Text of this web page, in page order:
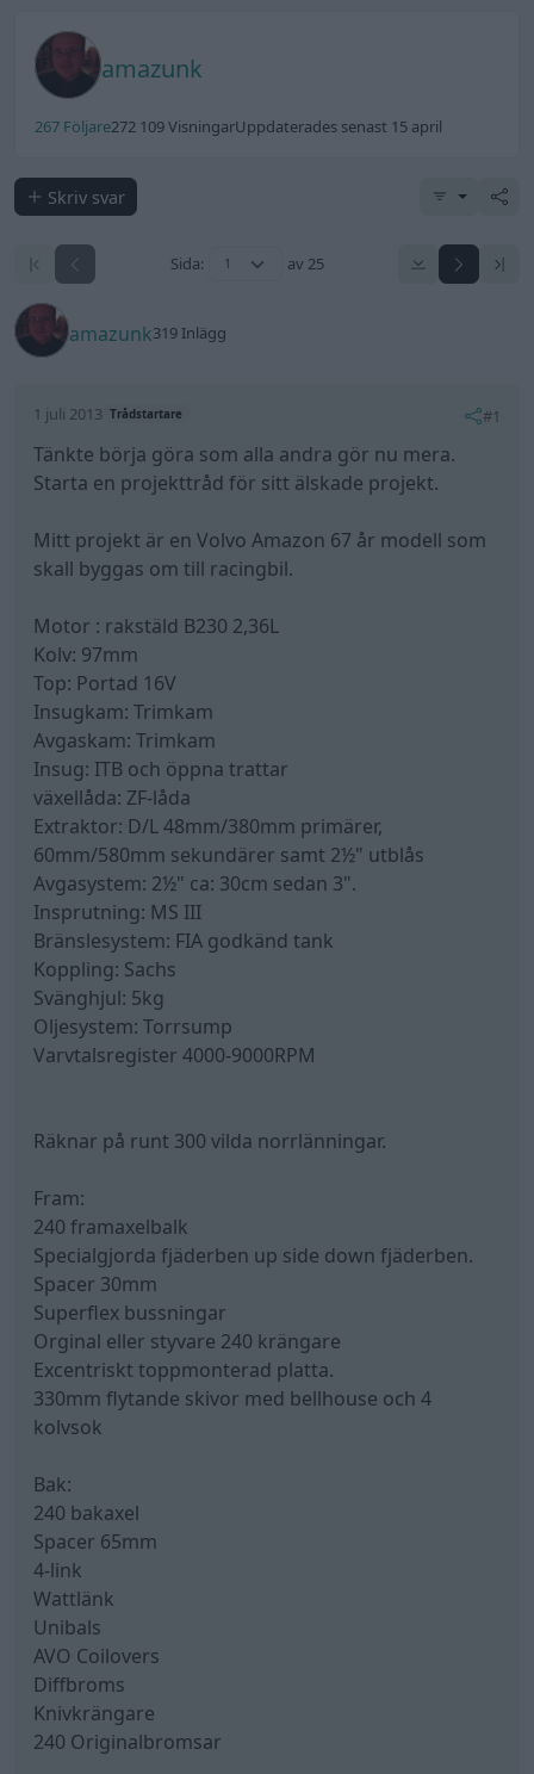
amazunk
267 Följare272 109 VisningarUppdaterades senast 15 april
Skriv svar
Sida: av 25
amazunk319 Inlägg
1 juli 2013 Trådstartare #1
Tänkte börja göra som alla andra gör nu mera.
Starta en projekttråd för sitt älskade projekt.
Mitt projekt är en Volvo Amazon 67 år modell som
skall byggas om till racingbil.
Motor : rakstäld B230 2,36L
Kolv: 97mm
Top: Portad 16V
Insugkam: Trimkam
Avgaskam: Trimkam
Insug: ITB och öppna trattar
växellåda: ZF-låda
Extraktor: D/L 48mm/380mm primärer,
60mm/580mm sekundärer samt 2½" utblås
Avgasystem: 2½" ca: 30cm sedan 3".
Insprutning: MS III
Bränslesystem: FIA godkänd tank
Koppling: Sachs
Svänghjul: 5kg
Oljesystem: Torrsump
Varvtalsregister 4000-9000RPM
Räknar på runt 300 vilda norrlänningar.
Fram:
240 framaxelbalk
Specialgjorda fjäderben up side down fjäderben.
Spacer 30mm
Superflex bussningar
Orginal eller styvare 240 krängare
Excentriskt toppmonterad platta.
330mm flytande skivor med bellhouse och 4
kolvsok
Bak:
240 bakaxel
Spacer 65mm
4-link
Wattlänk
Unibals
AVO Coilovers
Diffbroms
Knivkrängare
240 Originalbromsar